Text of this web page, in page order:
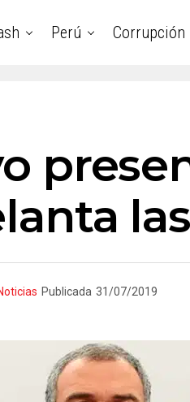
Perú Corrupción
Publicada 31/07/2019